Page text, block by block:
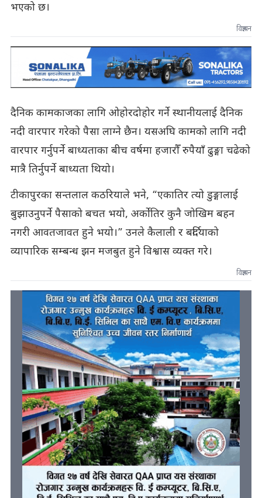
भएको छ।
विज्ञापन
दैनिक कामकाजका लागि ओहोरदोहोर गर्ने स्थानीयलाई दैनिक
नदी वारपार गरेको पैसा लाग्ने छैन। यसअघि कामको लागि नदी
वारपार गर्नुपर्ने बाध्यताका बीच वर्षमा हजारौँ रुपैयाँ ढुङ्गा चढेको
मात्रै तिर्नुपर्ने बाध्यता थियो।
टीकापुरका सन्तलाल कठरियाले भने, “एकातिर त्यो डुङ्गालाई
बुझाउनुपर्ने पैसाको बचत भयो, अर्कोतिर कुनै जोखिम बहन
नगरी आवतजावत हुने भयो।” उनले कैलाली र बर्दियाको
व्यापारिक सम्बन्ध झन मजबुत हुने विश्वास व्यक्त गरे।
विज्ञापन